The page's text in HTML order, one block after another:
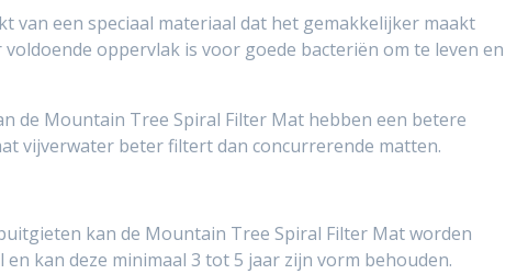
van een speciaal materiaal dat het gemakkelijker maakt
oppervlak is voor goede bacteriën om te leven en
de Mountain Tree Spiral Filter Mat hebben een betere
vijverwater beter filtert dan concurrerende matten.
kan de Mountain Tree Spiral Filter Mat worden
kan deze minimaal 3 tot 5 jaar zijn vorm behouden.